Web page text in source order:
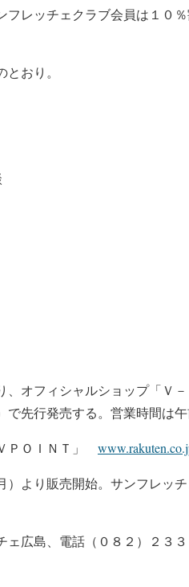
フレッチェクラブ会員は１０
おり。
オフィシャルショップ「Ｖ
先行発売する。営業時間は午
ＰＯＩＮＴ」
）より販売開始。サンフレッ
広島、電話（０８２）２３３